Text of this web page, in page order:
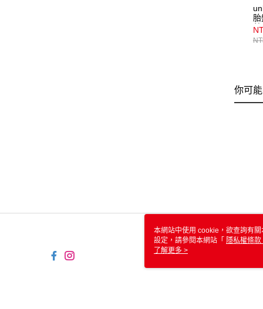
藍
你可
本網站中使用 cookie，欲查詢有
設定，請參閱本網站「 隱私權條款
使用 cookie。
了解更多 >